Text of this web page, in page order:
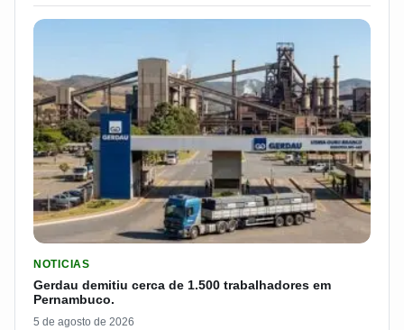
NOTICIAS
Gerdau demitiu cerca de 1.500 trabalhadores em
Pernambuco.
5 de agosto de 2026